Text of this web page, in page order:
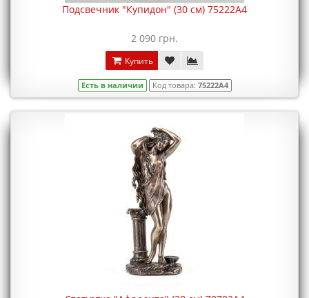
Подсвечник "Купидон" (30 см) 75222A4
2 090 грн.
Купить
Есть в наличии Код товара: 75222A4